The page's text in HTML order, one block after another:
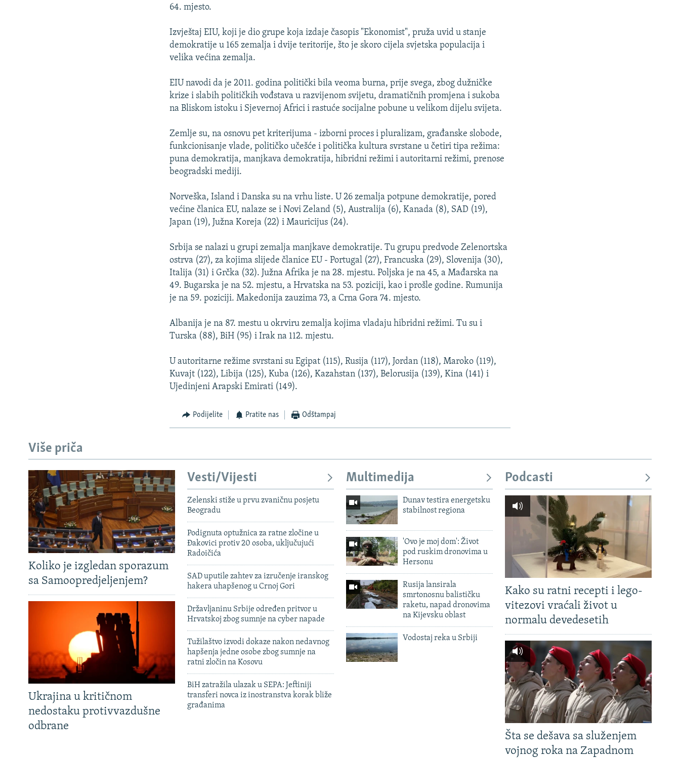
64. mjesto.
Izvještaj EIU, koji je dio grupe koja izdaje časopis "Ekonomist", pruža uvid u stanje
demokratije u 165 zemalja i dvije teritorije, što je skoro cijela svjetska populacija i
velika većina zemalja.
EIU navodi da je 2011. godina politički bila veoma burna, prije svega, zbog dužničke
krize i slabih političkih vođstava u razvijenom svijetu, dramatičnih promjena i sukoba
na Bliskom istoku i Sjevernoj Africi i rastuće socijalne pobune u velikom dijelu svijeta.
Zemlje su, na osnovu pet kriterijuma - izborni proces i pluralizam, građanske slobode,
funkcionisanje vlade, političko učešće i politička kultura svrstane u četiri tipa režima:
puna demokratija, manjkava demokratija, hibridni režimi i autoritarni režimi, prenose
beogradski mediji.
Norveška, Island i Danska su na vrhu liste. U 26 zemalja potpune demokratije, pored
većine članica EU, nalaze se i Novi Zeland (5), Australija (6), Kanada (8), SAD (19),
Japan (19), Južna Koreja (22) i Mauricijus (24).
Srbija se nalazi u grupi zemalja manjkave demokratije. Tu grupu predvode Zelenortska
ostrva (27), za kojima slijede članice EU - Portugal (27), Francuska (29), Slovenija (30),
Italija (31) i Grčka (32). Južna Afrika je na 28. mjestu. Poljska je na 45, a Mađarska na
49. Bugarska je na 52. mjestu, a Hrvatska na 53. poziciji, kao i prošle godine. Rumunija
je na 59. poziciji. Makedonija zauzima 73, a Crna Gora 74. mjesto.
Albanija je na 87. mestu u okrviru zemalja kojima vladaju hibridni režimi. Tu su i
Turska (88), BiH (95) i Irak na 112. mjestu.
U autoritarne režime svrstani su Egipat (115), Rusija (117), Jordan (118), Maroko (119),
Kuvajt (122), Libija (125), Kuba (126), Kazahstan (137), Belorusija (139), Kina (141) i
Ujedinjeni Arapski Emirati (149).
Podijelite Pratite nas Odštampaj
Više priča
Koliko je izgledan sporazum
sa Samoopredjeljenjem?
Ukrajina u kritičnom
nedostaku protivvazdušne
odbrane
Vesti/Vijesti
Zelenski stiže u prvu zvaničnu posjetu
Beogradu
Podignuta optužnica za ratne zločine u
Đakovici protiv 20 osoba, uključujući
Radoičića
SAD uputile zahtev za izručenje iranskog
hakera uhapšenog u Crnoj Gori
Državljaninu Srbije određen pritvor u
Hrvatskoj zbog sumnje na cyber napade
Tužilaštvo izvodi dokaze nakon nedavnog
hapšenja jedne osobe zbog sumnje na
ratni zločin na Kosovu
BiH zatražila ulazak u SEPA: Jeftiniji
transferi novca iz inostranstva korak bliže
građanima
Multimedija
Dunav testira energetsku
stabilnost regiona
'Ovo je moj dom': Život
pod ruskim dronovima u
Hersonu
Rusija lansirala
smrtonosnu balističku
raketu, napad dronovima
na Kijevsku oblast
Vodostaj reka u Srbiji
Podcasti
Kako su ratni recepti i lego-
vitezovi vraćali život u
normalu devedesetih
Šta se dešava sa služenjem
vojnog roka na Zapadnom